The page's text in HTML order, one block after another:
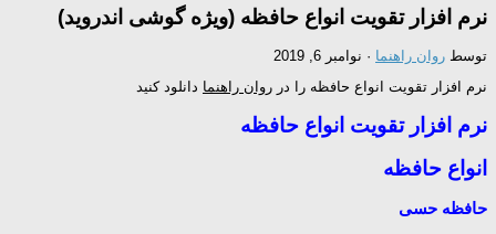
نرم افزار تقویت انواع حافظه (ویژه گوشی اندروید)
توسط روان راهنما · نوامبر 6, 2019
نرم افزار تقویت انواع حافظه را در روان راهنما دانلود کنید
نرم افزار تقویت انواع حافظه
انواع حافظه
حافظه حسی